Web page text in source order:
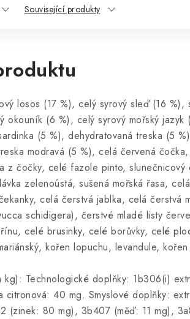
Související produkty
losos (17 %), celý syrový sleď (16
okouník (6 %), celý syrový mořský
(5 %), dehydratovaná treska (5
modravá (5 %), celá červená
z čočky, celé fazole pinto,
zelenoústá, sušená mořská řasa,
celá čerstvá jablka, celá čerstvá
schidigera), čerstvé mladé listy
celé brusinky, celé borůvky, celé
kořen lopuchu, levandule,
kg): Technologické doplňky: 1b306(i)
citronová: 40 mg. Smyslové doplňky:
(zinek: 80 mg), 3b407 (měď: 11 mg),